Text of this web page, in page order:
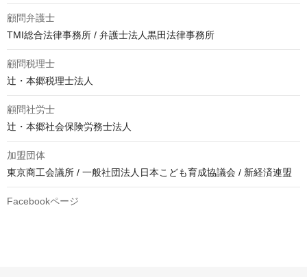
顧問弁護士
TMI総合法律事務所 / 弁護士法人黒田法律事務所
顧問税理士
辻・本郷税理士法人
顧問社労士
辻・本郷社会保険労務士法人
加盟団体
東京商工会議所 / 一般社団法人日本こども育成協議会 / 新経済連盟
Facebookページ